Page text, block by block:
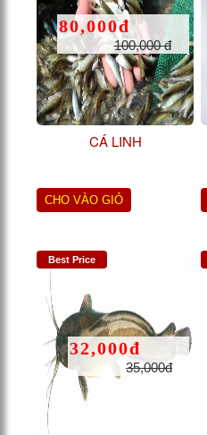
CÁ LINH
80,000đ
100,000 đ
CHO VÀO GIỎ
Best Price
32,000đ
35,000đ